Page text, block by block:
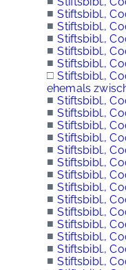
■ Stiftsbibl.,
■ Stiftsbibl.,
■ Stiftsbibl.,
■ Stiftsbibl.,
■ Stiftsbibl.,
□ Stiftsbibl.,
ehemals
■ Stiftsbibl.,
■ Stiftsbibl.,
■ Stiftsbibl.,
■ Stiftsbibl.,
■ Stiftsbibl.,
■ Stiftsbibl.,
■ Stiftsbibl.,
■ Stiftsbibl.,
■ Stiftsbibl.,
■ Stiftsbibl.,
■ Stiftsbibl.,
■ Stiftsbibl.,
■ Stiftsbibl.,
■ Stiftsbibl.,